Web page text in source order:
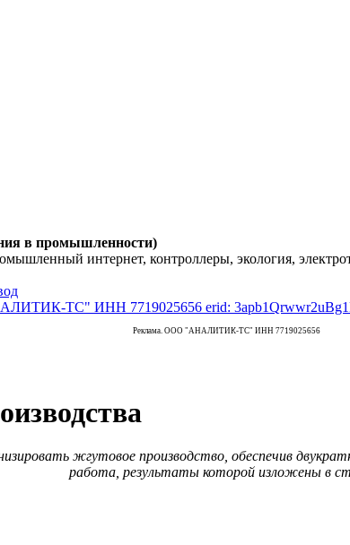
в промышленности)
интернет, контроллеры, экология,
Реклама. ООО "АНАЛИТИК-ТС" ИНН 7719025656
жгутовое производство, обеспечив
работа, результаты которой изложены в